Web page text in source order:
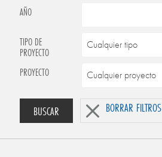
AÑO
TIPO DE
PROYECTO
PROYECTO
BUSCAR BORRAR FILTROS